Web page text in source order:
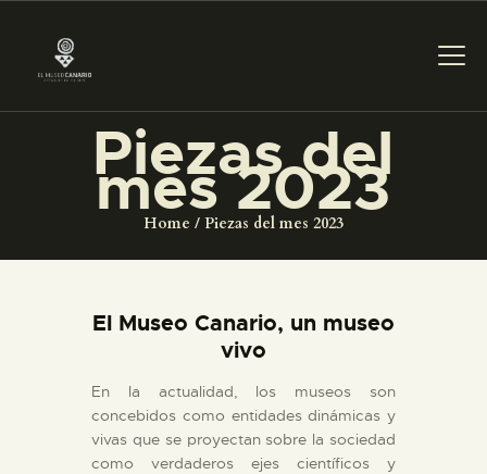
Piezas del
mes 2023
Home Piezas del mes 2023
PREPARAR LA VISITA
ACTIVIDADES
COLECCIONES
El Museo Canario, un museo
vivo
En la actualidad, los museos son
concebidos como entidades dinámicas y
vivas que se proyectan sobre la sociedad
como verdaderos ejes científicos y